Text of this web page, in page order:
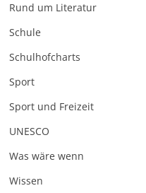
Rund um Literatur
Schule
Schulhofcharts
Sport
Sport und Freizeit
UNESCO
Was wäre wenn
Wissen